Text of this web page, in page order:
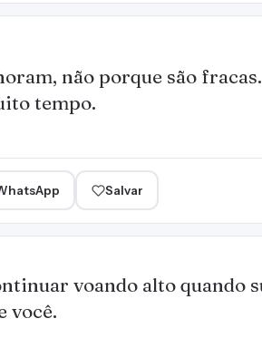
não porque são
tempo.
Salvar
voando alto quando
você.